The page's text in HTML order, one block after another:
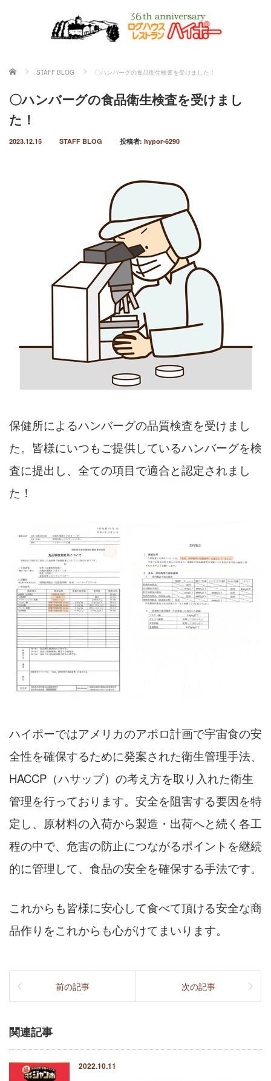
ホーム STAFF BLOG 〇ハンバーグの食品衛生検査を受けました！
〇ハンバーグの食品衛生検査を受けまし
た！
2023.12.15 STAFF BLOG 投稿者: hypor-6290
保健所によるハンバーグの品質検査を受けまし
た。 皆様にいつもご提供しているハンバーグを検
査に提出し、全ての項目で適合と認定されまし
た！
ハイポーではアメリカのアポロ計画で宇宙食の安
全性を確保するために発案された衛生管理手法、
HACCP（ハサップ）の考え方を取り入れた衛生
管理を行っております。 安全を阻害する要因を特
定し、原材料の入荷から製造・出荷へと続く各工
程の中で、危害の防止につながるポイントを継続
的に管理して、食品の安全を確保する手法です。
これからも皆様に安心して食べて頂ける安全な商
品作りをこれからも心がけてまいります。
前の記事 次の記事
関連記事
2022.10.11